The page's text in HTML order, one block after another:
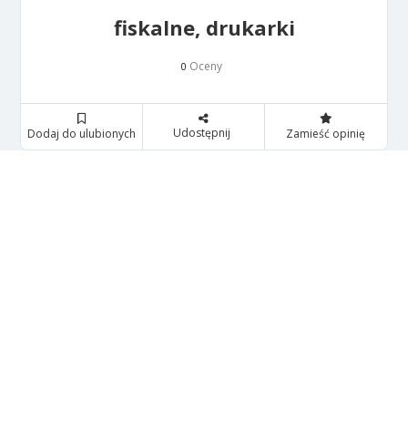
fiskalne, drukarki
0 Oceny
Dodaj do ulubionych Udostępnij Zamieść opinię